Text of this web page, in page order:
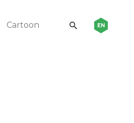
Cartoon EN